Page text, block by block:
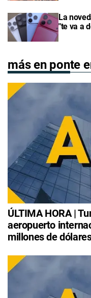
La
"te va a
más en ponte
ÚLTIMA HORA |
aeropuerto
millones de